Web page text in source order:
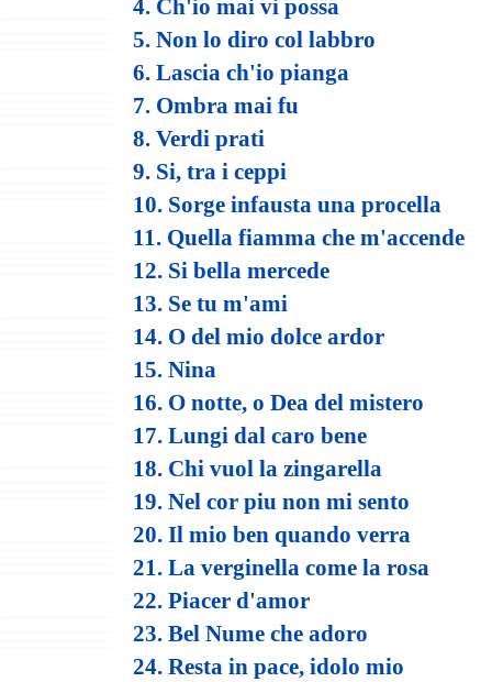
4. Ch'io mai vi possa
5. Non lo diro col labbro
6. Lascia ch'io pianga
7. Ombra mai fu
8. Verdi prati
9. Si, tra i ceppi
10. Sorge infausta una procella
11. Quella fiamma che m'accende
12. Si bella mercede
13. Se tu m'ami
14. O del mio dolce ardor
15. Nina
16. O notte, o Dea del mistero
17. Lungi dal caro bene
18. Chi vuol la zingarella
19. Nel cor piu non mi sento
20. Il mio ben quando verra
21. La verginella come la rosa
22. Piacer d'amor
23. Bel Nume che adoro
24. Resta in pace, idolo mio